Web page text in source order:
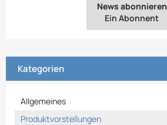
News abonnieren
Ein Abonnent
Kategorien
Allgemeines
Produktvorstellungen